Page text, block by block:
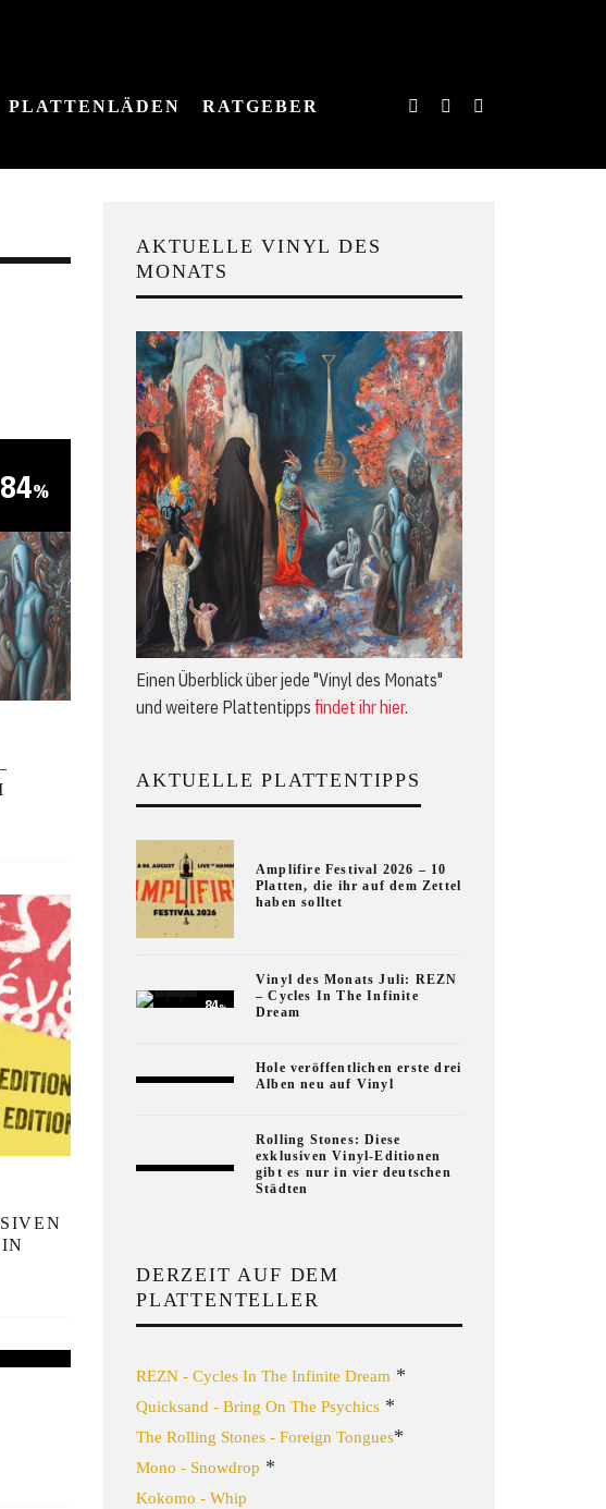
PLATTENLÄDEN RATGEBER
84%
AKTUELLE VINYL DES
MONATS
Einen Überblick über jede "Vinyl des Monats"
und weitere Plattentipps findet ihr hier.
AKTUELLE PLATTENTIPPS
Amplifire Festival 2026 – 10
Platten, die ihr auf dem Zettel
haben solltet
84%
Vinyl des Monats Juli: REZN
– Cycles In The Infinite
Dream
Hole veröffentlichen erste drei
Alben neu auf Vinyl
Rolling Stones: Diese
exklusiven Vinyl-Editionen
gibt es nur in vier deutschen
Städten
DERZEIT AUF DEM
PLATTENTELLER
REZN - Cycles In The Infinite Dream *
Quicksand - Bring On The Psychics *
The Rolling Stones - Foreign Tongues*
Mono - Snowdrop *
Kokomo - Whip